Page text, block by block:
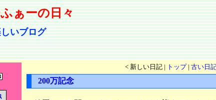
ぁーの日々
いブログ
< 新しい日記 | トップ| 古い日
200万記念